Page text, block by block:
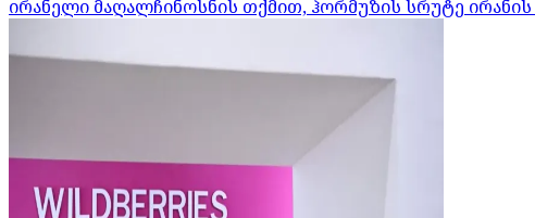
ირანელი მაღალჩინოსნის თქმით, ჰორმუზის სრუტე